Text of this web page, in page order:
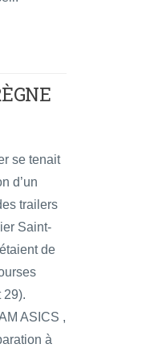
se tenait
d’un
trailers
Saint-
de
29).
ASICS ,
à